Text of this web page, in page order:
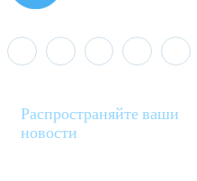
Распространяйте ваши
новости